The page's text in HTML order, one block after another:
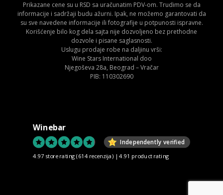
Prikazane cene su u RSD sa uračunatim PDV-om. Trudimo se da
informacije i sadržaji budu ažurni. Ipak, ne možemo garantovati da
su sve navedene informacije ili fotografije u potpunosti ispravne.
Korišćenje bilo kog dela sajta nije dozvoljeno bez prethodne
dozvole i pisane saglasnosti.
Uslugu prodaje robe na daljinu vrši:
Wine Stars International doo
Njegoševa 28a, Beograd – Vračar
PIB: 110302690
Winebar
Independently verified
4.97 store rating (614 recenzija) |4.91 product rating